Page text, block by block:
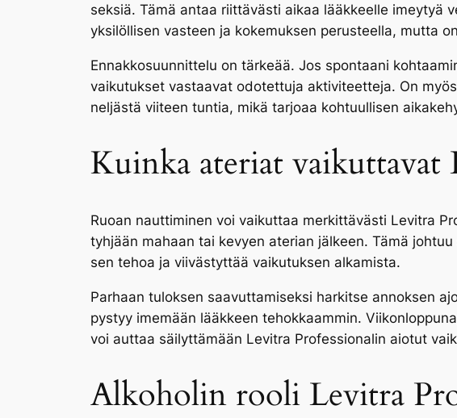
seksiä. Tämä antaa riittävästi aikaa lääkkeelle imeytyä
yksilöllisen vasteen ja kokemuksen perusteella, mutta
Ennakkosuunnittelu on tärkeää. Jos spontaani
vaikutukset vastaavat odotettuja aktiviteetteja. On
neljästä viiteen tuntia, mikä tarjoaa kohtuullisen
Kuinka ateriat vaikuttavat
Ruoan nauttiminen voi vaikuttaa merkittävästi Levitra
tyhjään mahaan tai kevyen aterian jälkeen. Tämä
sen tehoa ja viivästyttää vaikutuksen alkamista.
Parhaan tuloksen saavuttamiseksi harkitse annoksen
pystyy imemään lääkkeen tehokkaammin.
voi auttaa säilyttämään Levitra Professionalin aiotut
Alkoholin rooli Levitra